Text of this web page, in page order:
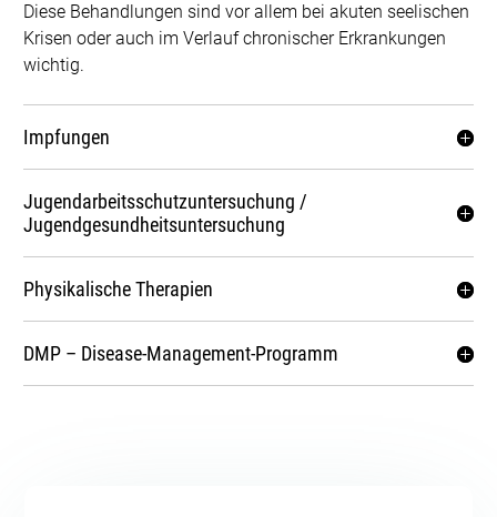
Diese Behandlungen sind vor allem bei akuten seelischen
Krisen oder auch im Verlauf chronischer Erkrankungen
wichtig.
Impfungen
Jugendarbeitsschutzuntersuchung /
Jugendgesundheitsuntersuchung
Physikalische Therapien
DMP – Disease-Management-Programm